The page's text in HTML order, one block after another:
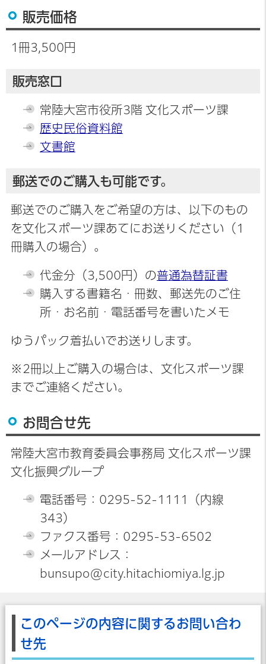
販売価格
1冊3,500円
販売窓口
常陸大宮市役所3階 文化スポーツ課
歴史民俗資料館
文書館
郵送でのご購入も可能です。
郵送でのご購入をご希望の方は、以下のもの
を文化スポーツ課あてにお送りください（1
冊購入の場合）。
代金分（3,500円）の普通為替証書
購入する書籍名・冊数、郵送先のご住
所・お名前・電話番号を書いたメモ
ゆうパック着払いでお送りします。
※2冊以上ご購入の場合は、文化スポーツ課
までご連絡ください。
お問合せ先
常陸大宮市教育委員会事務局 文化スポーツ課
文化振興グループ
電話番号：0295-52-1111（内線
343）
ファクス番号：0295-53-6502
メールアドレス：
bunsupo@city.hitachiomiya.lg.jp
このページの内容に関するお問い合わ
せ先